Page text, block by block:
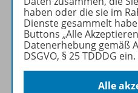
Jetzt
haben oder die sie im
Dienste gesammelt
Buttons „Alle
Datenerhebung gemäß
DSGVO, § 25 TDDDG ein.
Alle